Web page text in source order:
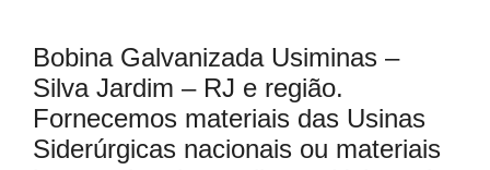
Bobina Galvanizada Usiminas –
Silva Jardim – RJ e região.
Fornecemos materiais das Usinas
Siderúrgicas nacionais ou materiais